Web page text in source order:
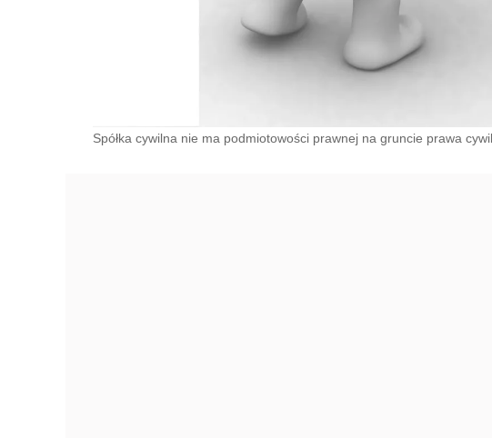
Spółka cywilna nie ma podmiotowości prawnej na gruncie prawa